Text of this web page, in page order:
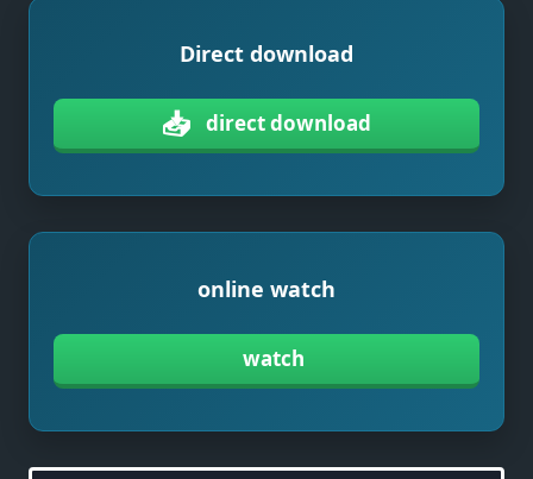
Direct download
📥 direct download
online watch
watch